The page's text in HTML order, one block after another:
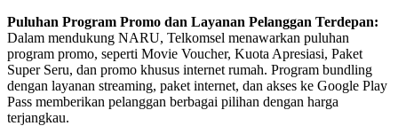
Puluhan Program Promo dan Layanan Pelanggan Terdepan:
Dalam mendukung NARU, Telkomsel menawarkan puluhan
program promo, seperti Movie Voucher, Kuota Apresiasi, Paket
Super Seru, dan promo khusus internet rumah. Program bundling
dengan layanan streaming, paket internet, dan akses ke Google Play
Pass memberikan pelanggan berbagai pilihan dengan harga
terjangkau.